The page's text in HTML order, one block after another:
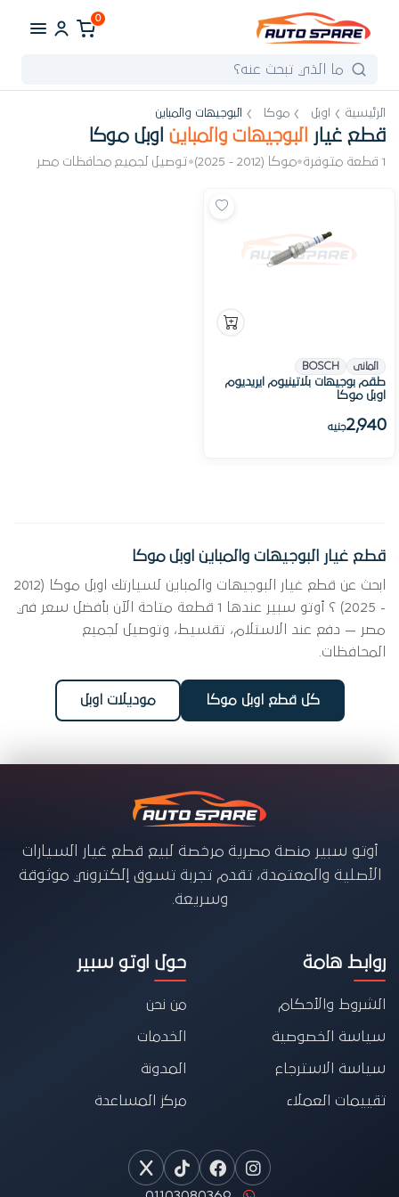
0
الرئيسية اوبل موكا البوجيهات والمباين
قطع غيار البوجيهات والمباين اوبل موكا
1 قطعة متوفرة •موكا (2012 - 2025) •توصيل لجميع محافظات مصر
المانى BOSCH
طقم بوجيهات بلاتينيوم ايريديوم
اوبل موكا
2,940جنيه
قطع غيار البوجيهات والمباين اوبل موكا
ابحث عن قطع غيار البوجيهات والمباين لسيارتك اوبل موكا (2012
- 2025) ؟ أوتو سبير عندها 1 قطعة متاحة الآن بأفضل سعر في
مصر — دفع عند الاستلام، تقسيط، وتوصيل لجميع
المحافظات.
كل قطع اوبل موكا موديلات اوبل
أوتو سبير منصة مصرية مرخصة لبيع قطع غيار السيارات
الأصلية والمعتمدة، تقدم تجربة تسوق إلكتروني موثوقة
وسريعة.
روابط هامة
الشروط والأحكام
سياسة الخصوصية
سياسة الاسترجاع
تقييمات العملاء
حول اوتو سبير
من نحن
الخدمات
المدونة
مركز المساعدة